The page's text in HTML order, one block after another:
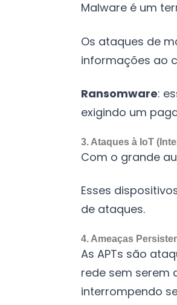
Malware é um
Os ataques de
informações ao
Ransomware:
exigindo um
3. Ataques à IoT
Com o grande
Esses
de ataques.
4. Ameaças
As APTs são
rede sem serem
interrompendo